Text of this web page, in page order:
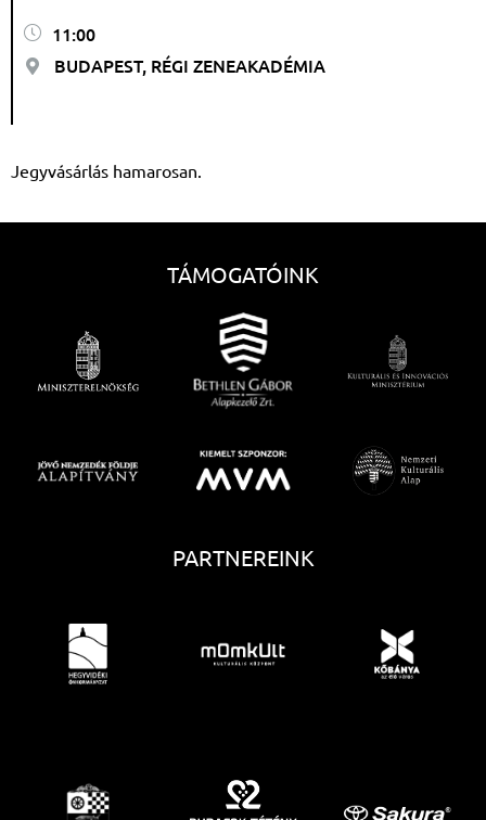
11:00
BUDAPEST, RÉGI ZENEAKADÉMIA
Jegyvásárlás hamarosan.
TÁMOGATÓINK
PARTNEREINK